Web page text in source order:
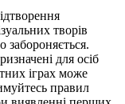
творів
забороняється.
для осіб
іграх може
правил